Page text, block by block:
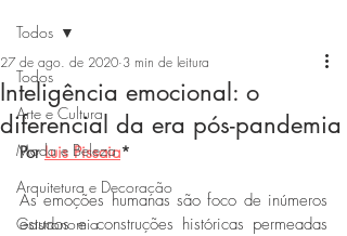
Todos
Arte e Cultura
Moda e Beleza
Arquitetura e Decoração
Gastronomia
Todos
Inteligência emocional: o
diferencial da era pós-pandemia
27 de ago. de 2020 3 min de leitura
Por Luis Pissaia*
As emoções humanas são foco de inúmeros
estudos e construções históricas permeadas